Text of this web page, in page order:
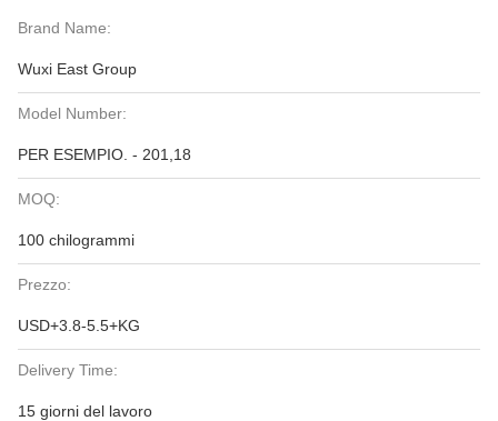
Brand Name:
Wuxi East Group
Model Number:
PER ESEMPIO. - 201,18
MOQ:
100 chilogrammi
Prezzo:
USD+3.8-5.5+KG
Delivery Time:
15 giorni del lavoro